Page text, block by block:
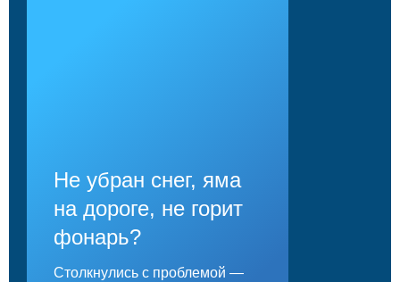
Не убран снег, яма
на дороге, не горит
фонарь?
Столкнулись с проблемой —